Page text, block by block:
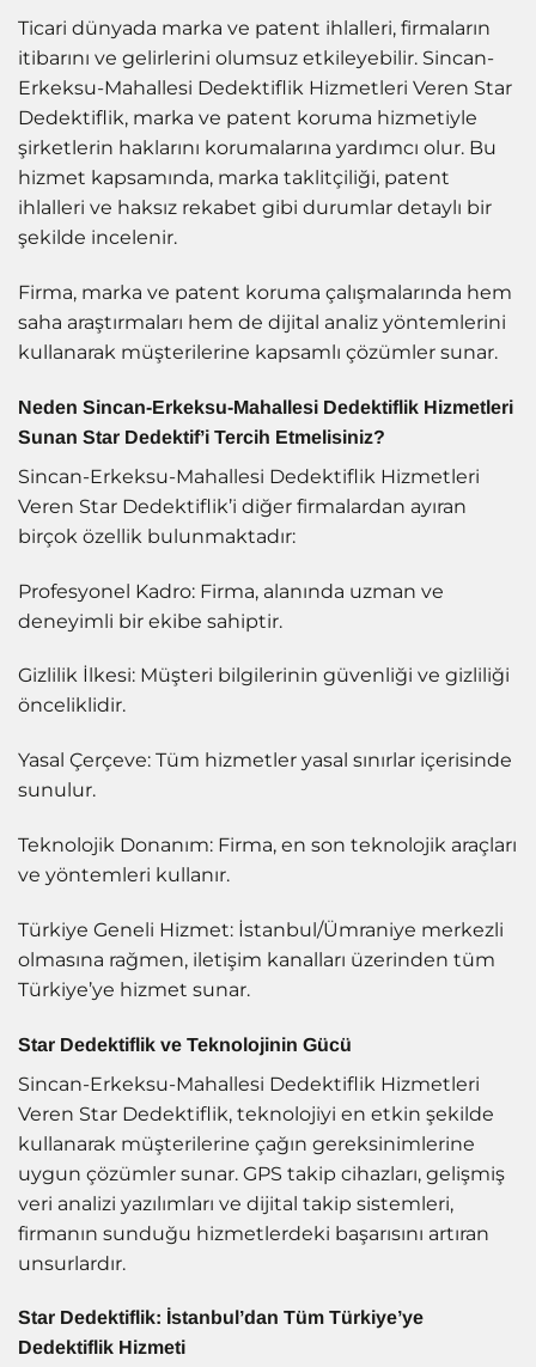
Ticari dünyada marka ve patent ihlalleri, firmaların
itibarını ve gelirlerini olumsuz etkileyebilir. Sincan-
Erkeksu-Mahallesi Dedektiflik Hizmetleri Veren Star
Dedektiflik, marka ve patent koruma hizmetiyle
şirketlerin haklarını korumalarına yardımcı olur. Bu
hizmet kapsamında, marka taklitçiliği, patent
ihlalleri ve haksız rekabet gibi durumlar detaylı bir
şekilde incelenir.
Firma, marka ve patent koruma çalışmalarında hem
saha araştırmaları hem de dijital analiz yöntemlerini
kullanarak müşterilerine kapsamlı çözümler sunar.
Neden Sincan-Erkeksu-Mahallesi Dedektiflik Hizmetleri
Sunan Star Dedektif’i Tercih Etmelisiniz?
Sincan-Erkeksu-Mahallesi Dedektiflik Hizmetleri
Veren Star Dedektiflik’i diğer firmalardan ayıran
birçok özellik bulunmaktadır:
Profesyonel Kadro: Firma, alanında uzman ve
deneyimli bir ekibe sahiptir.
Gizlilik İlkesi: Müşteri bilgilerinin güvenliği ve gizliliği
önceliklidir.
Yasal Çerçeve: Tüm hizmetler yasal sınırlar içerisinde
sunulur.
Teknolojik Donanım: Firma, en son teknolojik araçları
ve yöntemleri kullanır.
Türkiye Geneli Hizmet: İstanbul/Ümraniye merkezli
olmasına rağmen, iletişim kanalları üzerinden tüm
Türkiye’ye hizmet sunar.
Star Dedektiflik ve Teknolojinin Gücü
Sincan-Erkeksu-Mahallesi Dedektiflik Hizmetleri
Veren Star Dedektiflik, teknolojiyi en etkin şekilde
kullanarak müşterilerine çağın gereksinimlerine
uygun çözümler sunar. GPS takip cihazları, gelişmiş
veri analizi yazılımları ve dijital takip sistemleri,
firmanın sunduğu hizmetlerdeki başarısını artıran
unsurlardır.
Star Dedektiflik: İstanbul’dan Tüm Türkiye’ye
Dedektiflik Hizmeti